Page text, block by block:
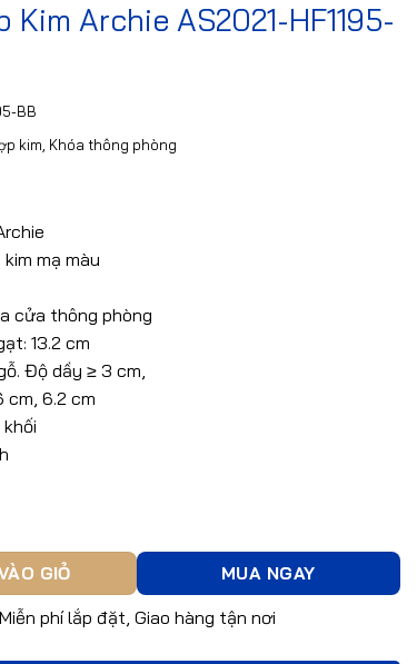
Kim Archie AS2021-HF1195-
BB
kim Khóa thông phòng
mạ màu
cửa thông phòng
13.2 cm
Độ dầy ≥ 3 cm,
cm, 6.2 cm
GIỎ
MUA NGAY
Miễn phí lắp đặt, Giao hàng tận nơi